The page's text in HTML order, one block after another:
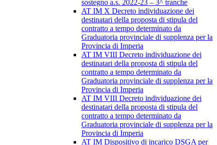
sostegno a.s. 2022-23 – 3^ tranche
AT IM X Decreto individuazione dei
destinatari della proposta di stipula del
contratto a tempo determinato da
Graduatoria provinciale di supplenza per la
Provincia di Imperia
AT IM VIII Decreto individuazione dei
destinatari della proposta di stipula del
contratto a tempo determinato da
Graduatoria provinciale di supplenza per la
Provincia di Imperia
AT IM VIII Decreto individuazione dei
destinatari della proposta di stipula del
contratto a tempo determinato da
Graduatoria provinciale di supplenza per la
Provincia di Imperia
AT IM Dispositivo di incarico DSGA per